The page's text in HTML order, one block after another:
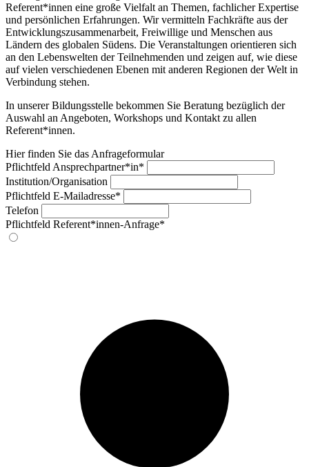
Referent*innen eine große Vielfalt an Themen, fachlicher Expertise
und persönlichen Erfahrungen. Wir vermitteln Fachkräfte aus der
Entwicklungszusammenarbeit, Freiwillige und Menschen aus
Ländern des globalen Südens. Die Veranstaltungen orientieren sich
an den Lebenswelten der Teilnehmenden und zeigen auf, wie diese
auf vielen verschiedenen Ebenen mit anderen Regionen der Welt in
Verbindung stehen.
In unserer Bildungsstelle bekommen Sie Beratung bezüglich der
Auswahl an Angeboten, Workshops und Kontakt zu allen
Referent*innen.
Hier finden Sie das Anfrageformular
Pflichtfeld Ansprechpartner*in*
Institution/­Organisation
Pflichtfeld E-Mailadresse*
Telefon
Pflichtfeld Referent*innen-Anfrage*